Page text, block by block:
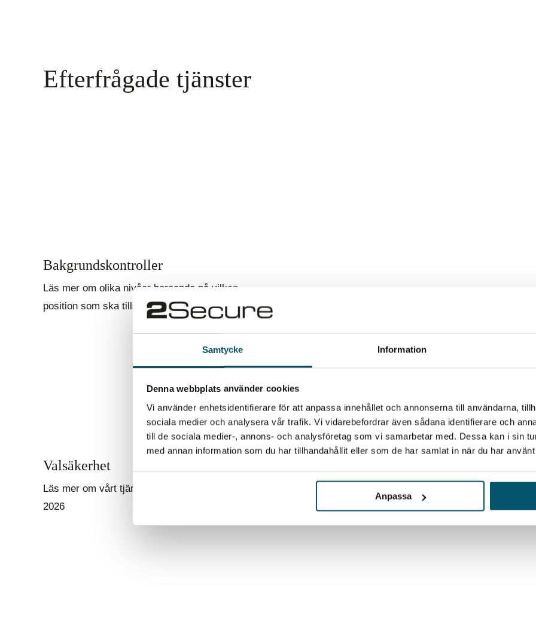
Samtycke Information
Denna webbplats använder cookies
Vi använder enhetsidentifierare för att anpassa innehållet och annonserna till användarna,
sociala medier och analysera vår trafik. Vi vidarebefordrar även sådana identifierare och
till de sociala medier-, annons- och analysföretag som vi samarbetar med. Dessa kan i sin
med annan information som du har tillhandahållit eller som de har samlat in när du har
Anpassa
Efterfrågade tjänster
Bakgrundskontroller
Läs mer om olika nivåer beroende på vilken
position som ska tillsättas.
Valsäkerhet
Läs mer om vårt tjänsteutbud för säkra val
2026